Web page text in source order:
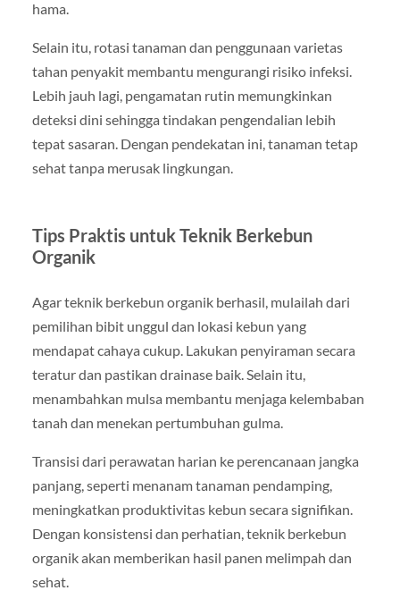
hama.
Selain itu, rotasi tanaman dan penggunaan varietas
tahan penyakit membantu mengurangi risiko infeksi.
Lebih jauh lagi, pengamatan rutin memungkinkan
deteksi dini sehingga tindakan pengendalian lebih
tepat sasaran. Dengan pendekatan ini, tanaman tetap
sehat tanpa merusak lingkungan.
Tips Praktis untuk Teknik Berkebun
Organik
Agar teknik berkebun organik berhasil, mulailah dari
pemilihan bibit unggul dan lokasi kebun yang
mendapat cahaya cukup. Lakukan penyiraman secara
teratur dan pastikan drainase baik. Selain itu,
menambahkan mulsa membantu menjaga kelembaban
tanah dan menekan pertumbuhan gulma.
Transisi dari perawatan harian ke perencanaan jangka
panjang, seperti menanam tanaman pendamping,
meningkatkan produktivitas kebun secara signifikan.
Dengan konsistensi dan perhatian, teknik berkebun
organik akan memberikan hasil panen melimpah dan
sehat.